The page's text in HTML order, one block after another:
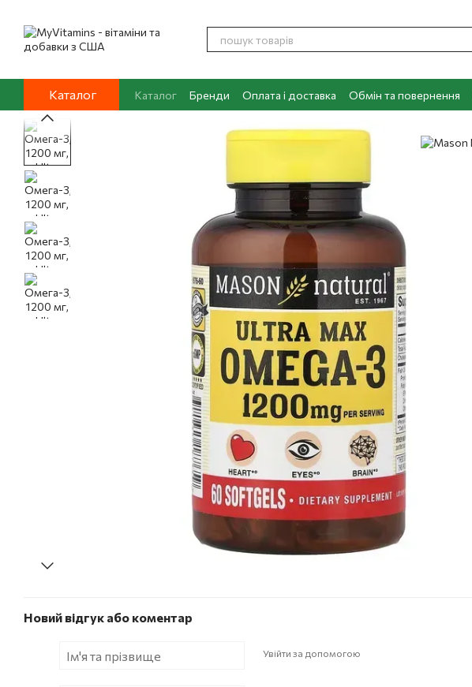
Каталог Каталог Бренди Оплата і доставка Обмін та повернення
Контакти
Про нас Блог
Новий відгук або коментар
Увійти за допомогою